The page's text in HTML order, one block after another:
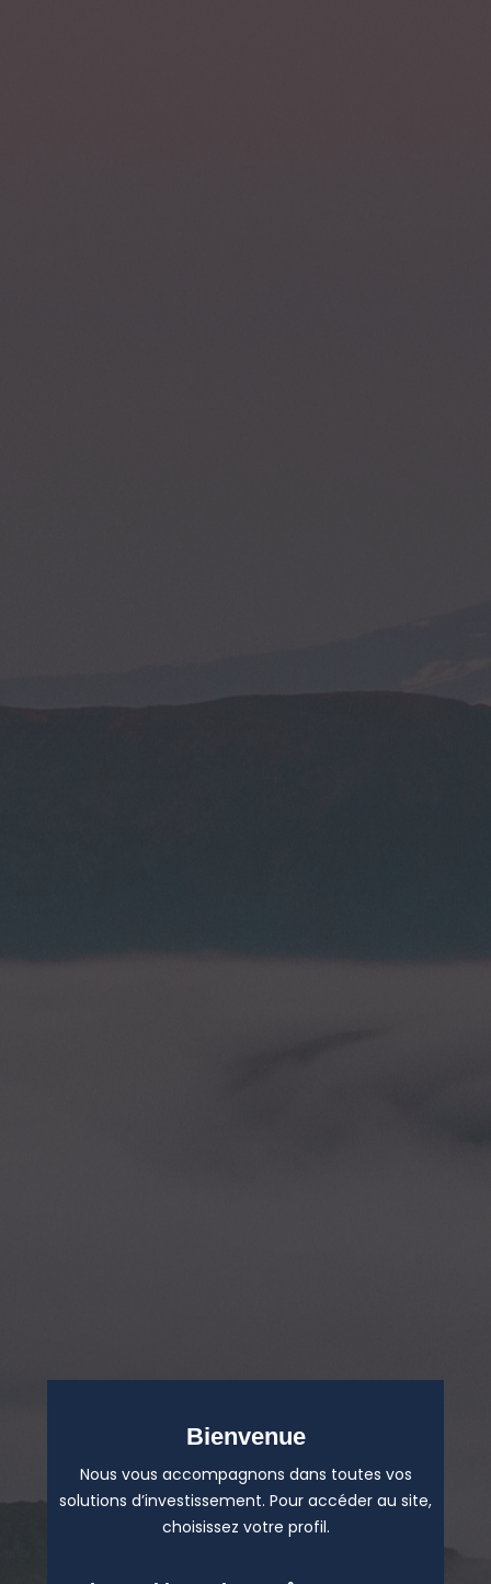
Bienvenue
Nous vous accompagnons dans toutes vos
solutions d’investissement. Pour accéder au site,
choisissez votre profil.